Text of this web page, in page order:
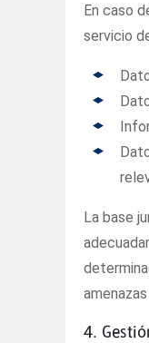
En caso
servicio
La base
4.